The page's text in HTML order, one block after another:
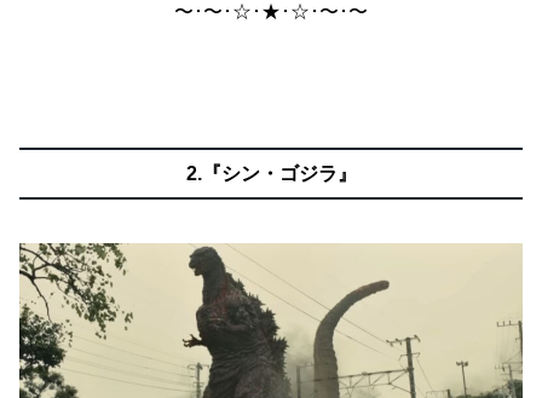
〜･〜･☆･★･☆･〜･〜
2.『シン・ゴジラ』